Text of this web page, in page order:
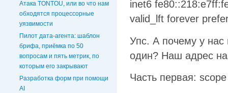
Атака TONTOU, или во что нам
обходятся процессорные
уязвимости
Пилот дата-агента: шаблон
брифа, приёмка по 50
вопросам и пять метрик, по
которым его закрывают
Разработка форм при помощи
AI
inet6
valid_lft forever
Упс. А почему у
один? Наш адрес
Часть первая: scope